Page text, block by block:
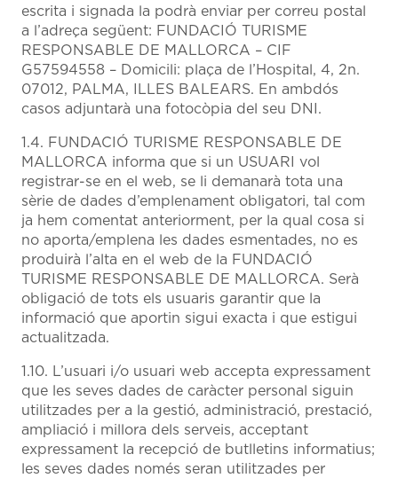
escrita i signada la podrà enviar per correu postal
a l’adreça següent: FUNDACIÓ TURISME
RESPONSABLE DE MALLORCA – CIF
G57594558 – Domicili: plaça de l’Hospital, 4, 2n.
07012, PALMA, ILLES BALEARS. En ambdós
casos adjuntarà una fotocòpia del seu DNI.
1.4. FUNDACIÓ TURISME RESPONSABLE DE
MALLORCA informa que si un USUARI vol
registrar-se en el web, se li demanarà tota una
sèrie de dades d’emplenament obligatori, tal com
ja hem comentat anteriorment, per la qual cosa si
no aporta/emplena les dades esmentades, no es
produirà l’alta en el web de la FUNDACIÓ
TURISME RESPONSABLE DE MALLORCA. Serà
obligació de tots els usuaris garantir que la
informació que aportin sigui exacta i que estigui
actualitzada.
1.10. L’usuari i/o usuari web accepta expressament
que les seves dades de caràcter personal siguin
utilitzades per a la gestió, administració, prestació,
ampliació i millora dels serveis, acceptant
expressament la recepció de butlletins informatius;
les seves dades només seran utilitzades per